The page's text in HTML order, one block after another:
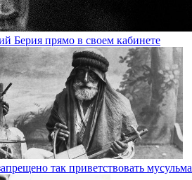
Берия прямо в своем кабинете
так приветствовать